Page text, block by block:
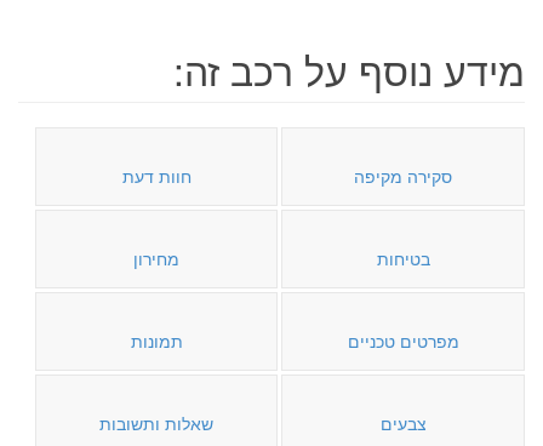
מידע נוסף על רכב זה:
סקירה מקיפה חוות דעת
בטיחות מחירון
מפרטים טכניים תמונות
צבעים שאלות ותשובות